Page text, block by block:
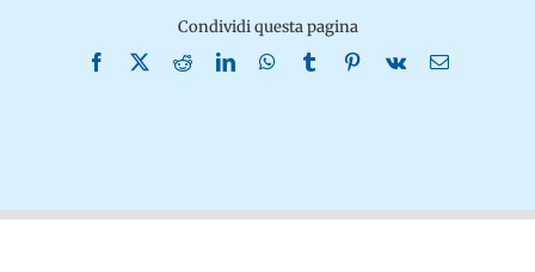
Condividi questa pagina
Facebook
X RedditLinkedInWhatsApp
TumblrPinterest
Vk Email